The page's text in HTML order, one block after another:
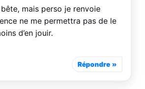
mais perso je renvoie
ne me permettra pas de le
d’en jouir.
Répondre